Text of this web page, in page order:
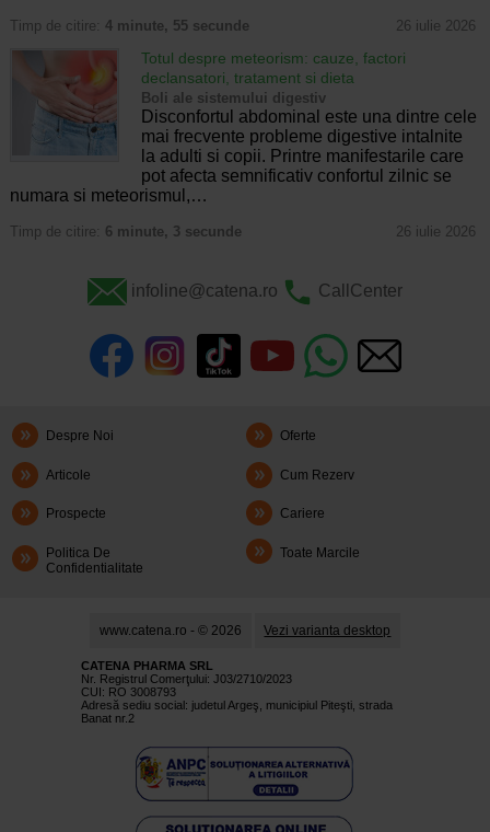
Timp de citire: 4 minute, 55 secunde 26 iulie 2026
Totul despre meteorism: cauze, factori
declansatori, tratament si dieta
Boli ale sistemului digestiv
Disconfortul abdominal este una dintre cele
mai frecvente probleme digestive intalnite
la adulti si copii. Printre manifestarile care
pot afecta semnificativ confortul zilnic se
numara si meteorismul,…
Timp de citire: 6 minute, 3 secunde 26 iulie 2026
infoline@catena.ro CallCenter
Despre Noi Oferte
Articole Cum Rezerv
Prospecte Cariere
Politica De
Confidentialitate
Toate Marcile
www.catena.ro - © 2026 Vezi varianta desktop
CATENA PHARMA SRL
Nr. Registrul Comerţului: J03/2710/2023
CUI: RO 3008793
Adresă sediu social: judetul Argeş, municipiul Piteşti, strada
Banat nr.2